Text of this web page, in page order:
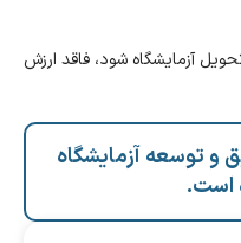
تحویل آزمایشگاه شود، فاقد ارزش
و توسعه آزمایشگاه
است.